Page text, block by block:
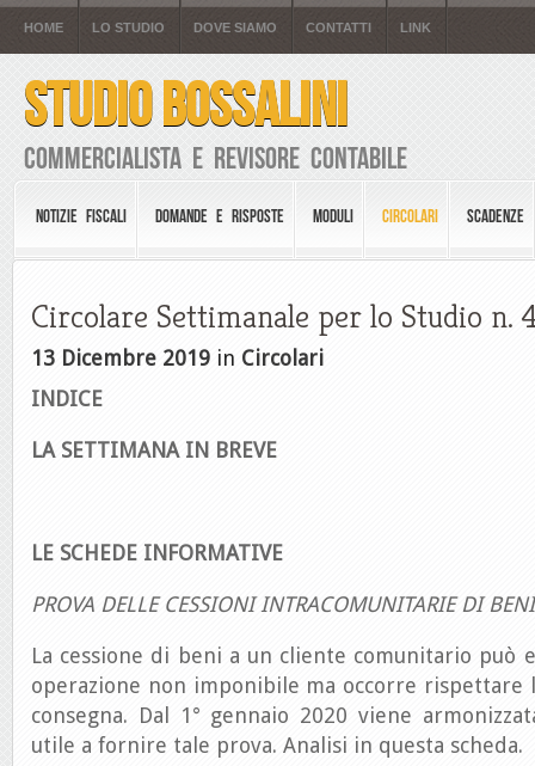
HOME LO STUDIO DOVE SIAMO CONTATTI LINK
STUDIO BOSSALINI
Commercialista e Revisore Contabile
NOTIZIE FISCALI DOMANDE E RISPOSTE MODULI CIRCOLARI SCADENZE
Circolare Settimanale per lo Studio n.
13 Dicembre 2019 in Circolari
INDICE
LA SETTIMANA IN BREVE
LE SCHEDE INFORMATIVE
PROVA DELLE CESSIONI INTRACOMUNITARIE DI
La cessione di beni a un cliente comunitario può
operazione non imponibile ma occorre rispettare
consegna. Dal 1° gennaio 2020 viene
utile a fornire tale prova. Analisi in questa scheda.